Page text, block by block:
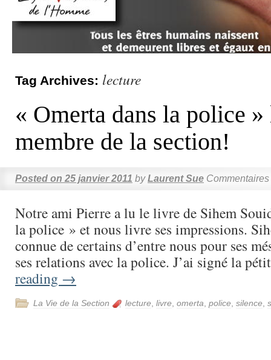
Tag Archives: lecture
« Omerta dans la police
membre de la section!
Posted on 25 janvier 2011 by Laurent Sue
Notre ami Pierre a lu le livre de Sihem
la police » et nous livre ses impressions.
connue de certains d’entre nous pour ses
ses relations avec la police. J’ai signé la
reading →
La Vie de la Section lecture livre omerta police silence